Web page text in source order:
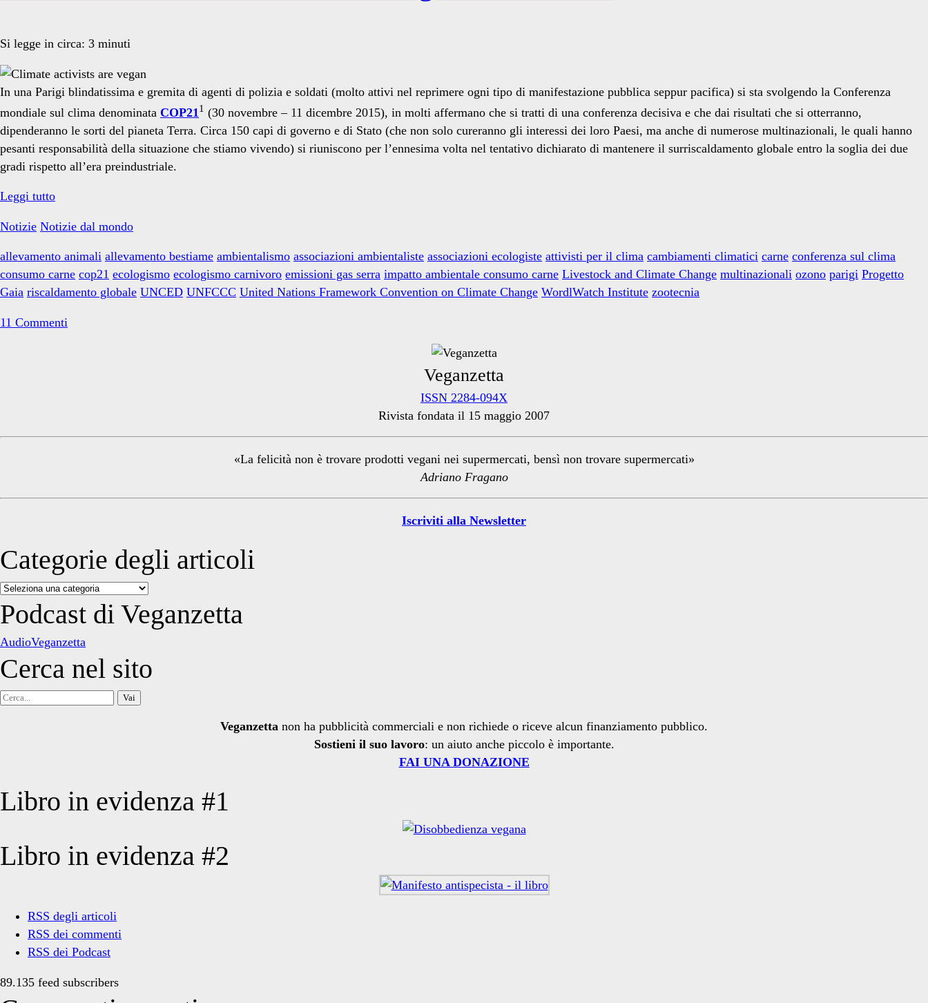
per
il
clima</span>
Si legge in circa: 3 minuti
In una Parigi blindatissima e gremita di agenti di polizia e soldati (molto attivi nel reprimere ogni tipo di manifestazione pubblica seppur pacifica) si sta svolgendo la Conferenza
mondiale sul clima denominata COP21 1 (30 novembre – 11 dicembre 2015), in molti affermano che si tratti di una conferenza decisiva e che dai risultati che si otterranno,
dipenderanno le sorti del pianeta Terra. Circa 150 capi di governo e di Stato (che non solo cureranno gli interessi dei loro Paesi, ma anche di numerose multinazionali, le quali hanno
pesanti responsabilità della situazione che stiamo vivendo) si riuniscono per l’ennesima volta nel tentativo dichiarato di mantenere il surriscaldamento globale entro la soglia dei due
gradi rispetto all’era preindustriale.
Leggi tuttoCOP21
la
schizofrenia
dell’ecologismo
carnivoro
Notizie Notizie dal mondo
allevamento animali allevamento bestiame ambientalismo associazioni ambientaliste associazioni ecologiste attivisti per il clima cambiamenti climatici carne conferenza sul clima
consumo carne cop21 ecologismo ecologismo carnivoro emissioni gas serra impatto ambientale consumo carne Livestock and Climate Change multinazionali ozono parigi Progetto
Gaia riscaldamento globale UNCED UNFCCC United Nations Framework Convention on Climate Change WordlWatch Institute zootecnia
11 Commenti
Sidebar
Veganzetta
ISSN 2284-094X
Rivista fondata il 15 maggio 2007
«La felicità non è trovare prodotti vegani nei supermercati, bensì non trovare supermercati»
Adriano Fragano
Iscriviti alla Newsletter
Categorie degli articoli
Categorie
degli
articoli
Podcast di Veganzetta
AudioVeganzetta
Cerca nel sito
Cerca
Veganzetta non ha pubblicità commerciali e non richiede o riceve alcun finanziamento pubblico.
Sostieni il suo lavoro: un aiuto anche piccolo è importante.
FAI UNA DONAZIONE
Libro in evidenza #1
Libro in evidenza #2
RSS degli articoli
RSS dei commenti
RSS dei Podcast
89.135 feed subscribers